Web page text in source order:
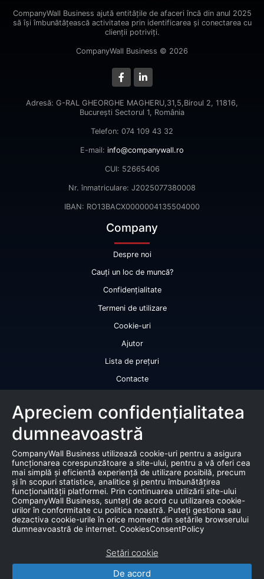
CompanyWall Business ajută entitățile de afaceri încă din anul 2025
să își îmbunătățească activitatea prin identificarea și conectarea cu
clienții potriviți.
CompanyWall Business © 2026
Adresă: G-RAL GHEORGHE MAGHERU,31,5,Biroul 2, 11816,
Bucureşti Sectorul 1, România
Telefon: 074 109 43 32
E-mail: info@companywall.ro
CUI: 52665406
Nr. înmatriculare: J2025077380008
IBAN: RO13BACX0000004135504000
Company
Despre noi
Cauți un loc de muncă?
Confidențialitate
Termeni de utilizare
Cookie-uri
Ajutor
Lista de prețuri
Contacte
Serviciile noastre
Rating de credit
Raport de bonitate
Certificat de bonitate financiară
Produse
Falimente
Bază de date de marketing
Apreciem confidențialitatea
dumneavoastră
CompanyWall Business utilizează cookie-uri pentru a asigura
funcționarea corespunzătoare a site-ului, pentru a vă oferi cea
mai simplă și eficientă experiență de utilizare posibilă, precum
și în scopuri statistice, analitice și pentru îmbunătățirea
funcționalității platformei. Prin continuarea utilizării site-ului
CompanyWall Business, sunteți de acord cu utilizarea cookie-
urilor în conformitate cu politica noastră. Puteți gestiona sau
dezactiva cookie-urile în orice moment din setările browserului
dumneavoastră de internet. CookiesConsentPolicy
Setări cookie
De acord